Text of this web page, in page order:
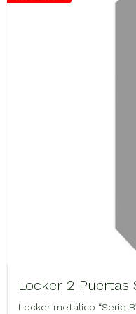
Locker 2 Puertas
Locker metálico “Serie